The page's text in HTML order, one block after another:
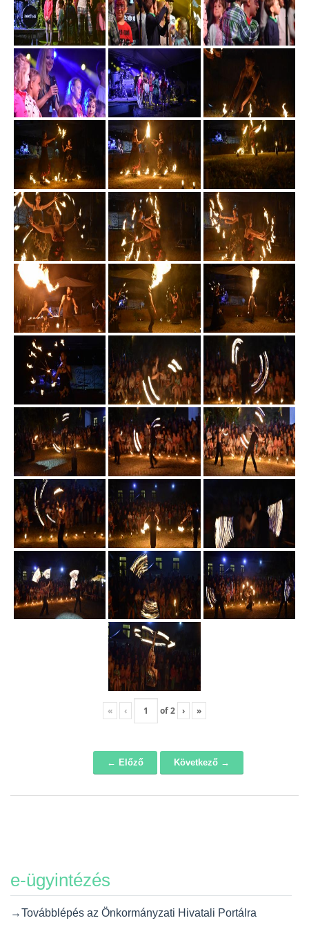
« ‹ of2 › »
← Előző Következő →
e-ügyintézés
→Továbblépés az Önkormányzati Hivatali Portálra